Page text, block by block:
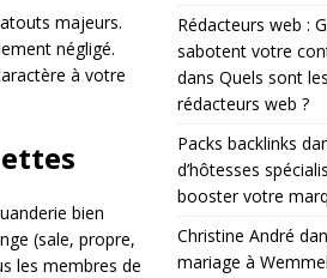
majeurs.
négligé.
à votre
bien
(sale, propre,
les membres de
Rédacteurs web :
sabotent votre
dans Quels sont
rédacteurs web ?
Packs backlinks
d’hôtesses
booster votre
Christine André
mariage à